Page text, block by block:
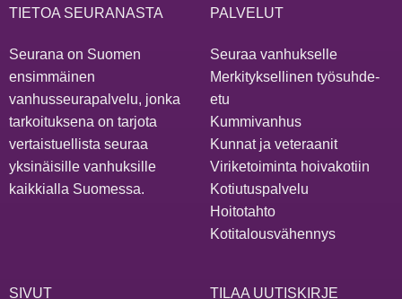
TIETOA SEURANASTA
Seurana on Suomen
ensimmäinen
vanhusseurapalvelu, jonka
tarkoituksena on tarjota
vertaistuellista seuraa
yksinäisille vanhuksille
kaikkialla Suomessa.
PALVELUT
Seuraa vanhukselle
Merkityksellinen työsuhde-
etu
Kummivanhus
Kunnat ja veteraanit
Viriketoiminta hoivakotiin
Kotiutuspalvelu
Hoitotahto
Kotitalousvähennys
SIVUT TILAA UUTISKIRJE